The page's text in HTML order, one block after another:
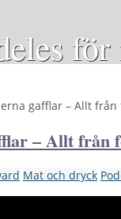
för
gafflar – Allt
– Allt
Mat och dryck